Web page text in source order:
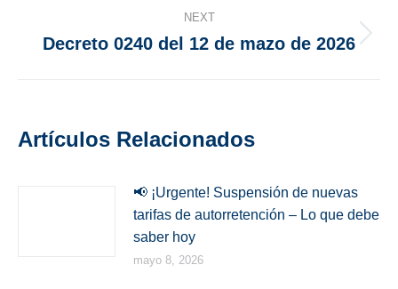
NEXT
Decreto 0240 del 12 de mazo de 2026
Artículos Relacionados
📢 ¡Urgente! Suspensión de nuevas
tarifas de autorretención – Lo que debe
saber hoy
mayo 8, 2026